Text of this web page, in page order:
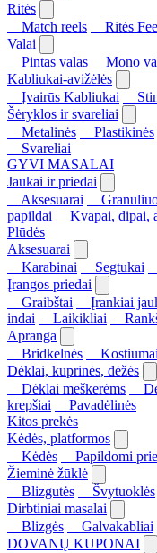
Ritės
Match reels
Ritės
Valai
Pintas valas
Mono
Kabliukai-avižėlės
Įvairūs Kabliukai
Šėryklos ir svareliai
Metalinės
Plastikinės
Svareliai
GYVI MASALAI
Jaukai ir priedai
Aksesuarai
papildai
Kvapai, dipai,
Plūdės
Aksesuarai
Karabinai
Segtukai
Įrangos priedai
Graibštai
Įrankiai
indai
Laikikliai
Apranga
Bridkelnės
Kostiumai
Dėklai, kuprinės, dėžės
Dėklai meškerėms
krepšiai
Pavadėlinės
Kitos prekės
Kėdės, platformos
Kėdės
Papildomi
Žieminė žūklė
Blizgutės
Švytuoklės
Dirbtiniai masalai
Blizgės
Galvakabliai
DOVANŲ KUPONAI